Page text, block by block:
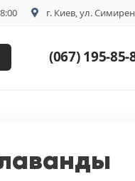
г. Киев, ул.
(067) 195-85-